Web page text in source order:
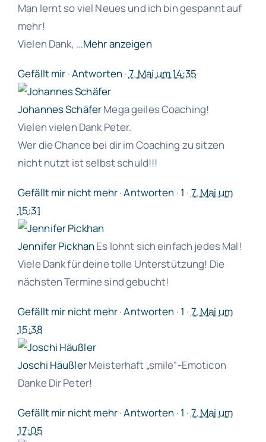
Man lernt so viel Neues und ich bin gespannt auf
mehr!
Vielen Dank, …Mehr anzeigen
Gefällt mir ·Antworten · 7. Mai um 14:35
Johannes SchäferMega geiles Coaching!
Vielen vielen Dank Peter.
Wer die Chance bei dir im Coaching zu sitzen
nicht nutzt ist selbst schuld!!!
Gefällt mir nicht mehr·Antworten · 1 · 7. Mai um
15:31
Jennifer Pickhan Es lohnt sich einfach jedes Mal!
Viele Dank für deine tolle Unterstützung! Die
nächsten Termine sind gebucht!
Gefällt mir nicht mehr·Antworten · 1 · 7. Mai um
15:38
Joschi HäußlerMeisterhaft „smile“-Emoticon
Danke Dir Peter!
Gefällt mir nicht mehr·Antworten · 1 · 7. Mai um
17:05